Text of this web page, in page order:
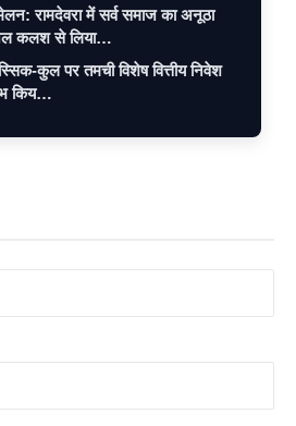
रामदेवरा में सर्व समाज का अनूठा
कलश से लिया…
कुल पर तमची विशेष वित्तीय निवेश
किय…